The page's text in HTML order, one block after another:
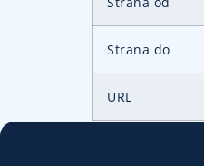
Strana do
URL